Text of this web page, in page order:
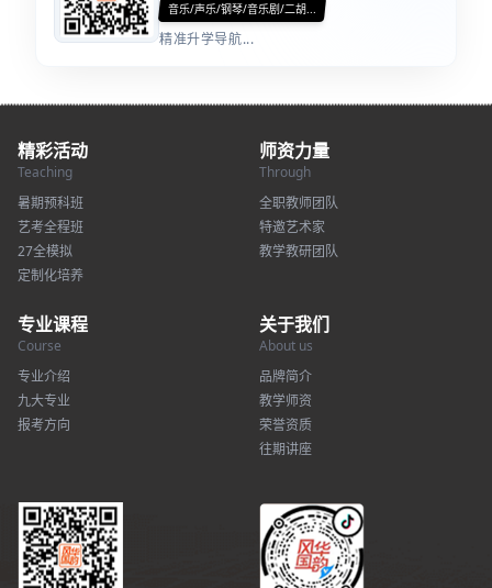
音乐/声乐/钢琴/音乐剧/二胡...
精准升学导航...
精彩活动
Teaching
暑期预科班
艺考全程班
27全模拟
定制化培养
师资力量
Through
全职教师团队
特邀艺术家
教学教研团队
专业课程
Course
专业介绍
九大专业
报考方向
关于我们
About us
品牌简介
教学师资
荣誉资质
往期讲座